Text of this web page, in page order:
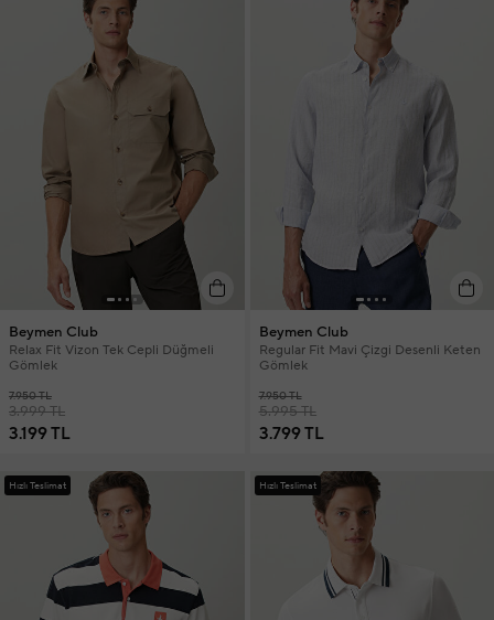
Beymen Club
Relax Fit Vizon Tek Cepli Düğmeli
Gömlek
7.950 TL
3.999 TL
3.199 TL
Beymen Club
Regular Fit Mavi Çizgi Desenli Keten
Gömlek
7.950 TL
5.995 TL
3.799 TL
Hızlı Teslimat Hızlı Teslimat